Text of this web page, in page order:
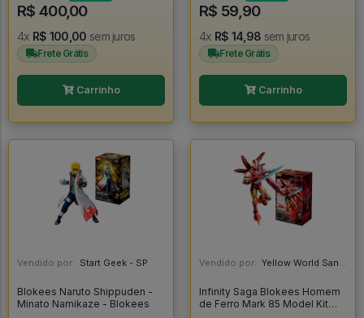
R$ 400,00
4x R$ 100,00 sem juros
Frete Grátis
Carrinho
R$ 59,90
4x R$ 14,98 sem juros
Frete Grátis
Carrinho
Vendido por: Start Geek - SP
Blokees Naruto Shippuden -
Minato Namikaze - Blokees
Vendido por: Yellow World Santos - SP
Infinity Saga Blokees Homem
de Ferro Mark 85 Model Kit